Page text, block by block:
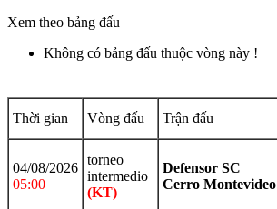
Xem theo bảng đấu
Không có bảng đấu thuộc vòng này !
Thời gian Vòng đấu Trận đấu
04/08/2026
05:00
torneo
intermedio
(KT)
Defensor SC
Cerro Montevideo